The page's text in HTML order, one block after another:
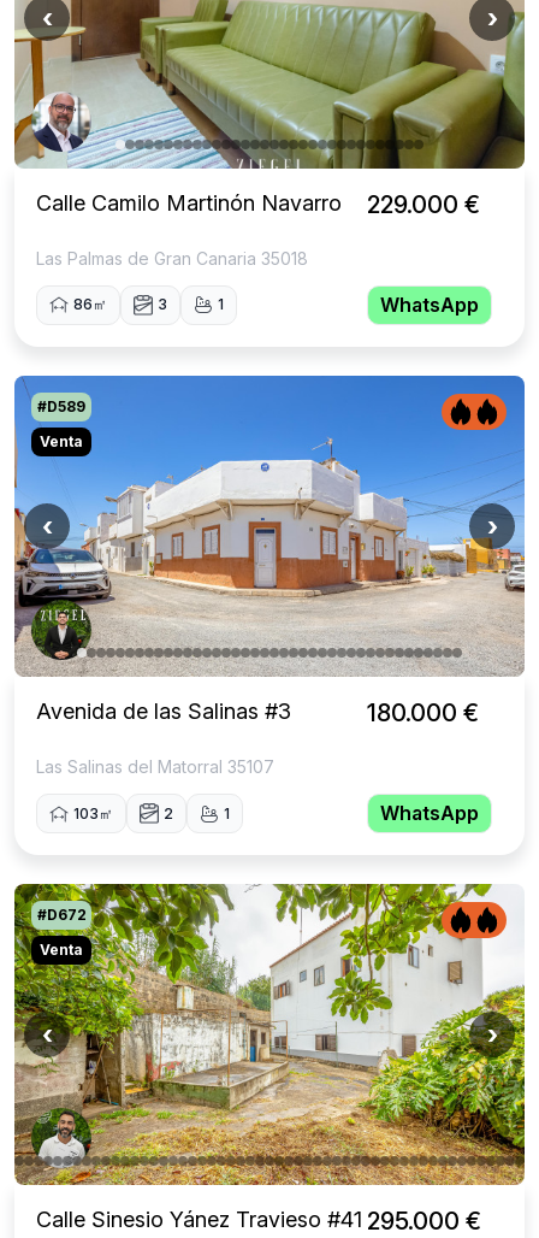
‹ ›
Calle Camilo Martinón Navarro
Las Palmas de Gran Canaria 35018
86㎡ 3 1
229.000 €
WhatsApp
‹ ›
#D589
Venta
Avenida de las Salinas #3
Las Salinas del Matorral 35107
103㎡ 2 1
180.000 €
WhatsApp
‹ ›
#D672
Venta
Calle Sinesio Yánez Travieso #41 295.000 €